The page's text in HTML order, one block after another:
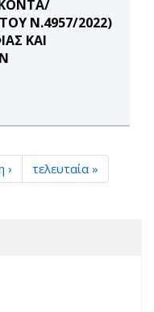
Ν.4957/2022)
ΚΑΙ
› τελευταία »